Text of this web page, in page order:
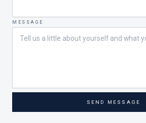
MESSAGE
SEND MESSAGE